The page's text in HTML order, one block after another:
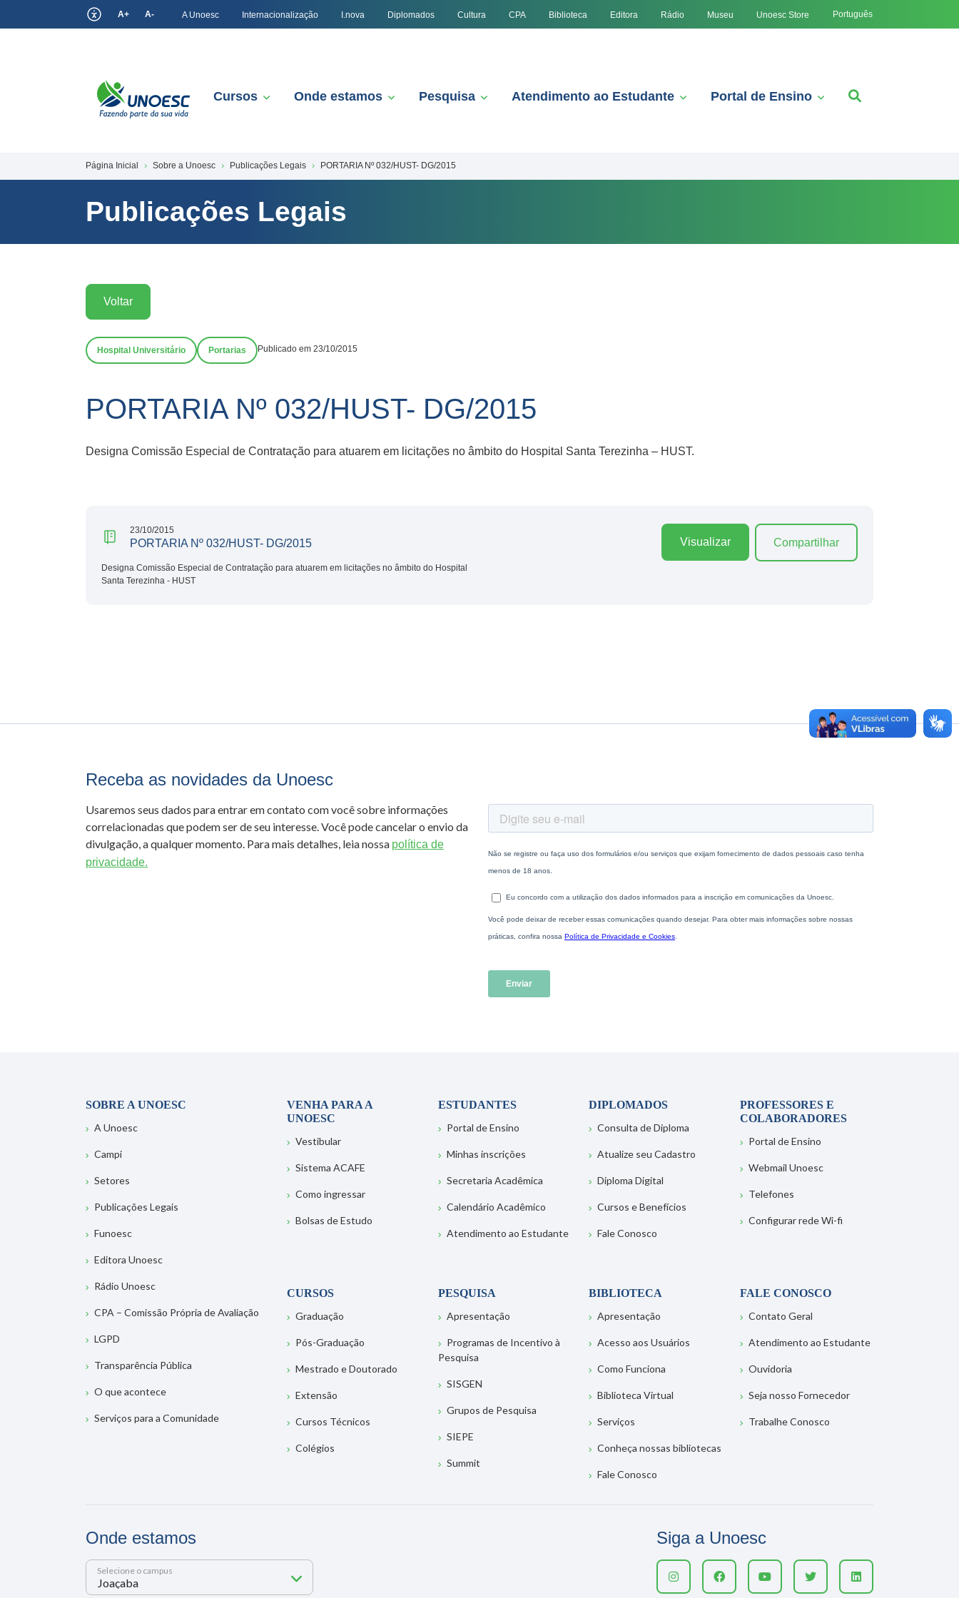
A+ A- A Unoesc Internacionalização I.nova Diplomados Cultura CPA Biblioteca Editora Rádio Museu Unoesc Store Português
Cursos Onde estamos Pesquisa Atendimento ao Estudante Portal de Ensino
Página Inicial Sobre a Unoesc Publicações Legais PORTARIA Nº 032/HUST- DG/2015
Publicações Legais
Voltar
Hospital Universitário Portarias Publicado em 23/10/2015
PORTARIA Nº 032/HUST- DG/2015
Designa Comissão Especial de Contratação para atuarem em licitações no âmbito do Hospital Santa Terezinha – HUST.
23/10/2015
PORTARIA Nº 032/HUST- DG/2015
Designa Comissão Especial de Contratação para atuarem em licitações no âmbito do Hospital
Santa Terezinha - HUST
Visualizar Compartilhar
Receba as novidades da Unoesc
Usaremos seus dados para entrar em contato com você sobre informações
correlacionadas que podem ser de seu interesse. Você pode cancelar o envio da
divulgação, a qualquer momento. Para mais detalhes, leia nossa política de
privacidade.
SOBRE A UNOESC
A Unoesc
Campi
Setores
Publicações Legais
Funoesc
Editora Unoesc
Rádio Unoesc
CPA – Comissão Própria de Avaliação
LGPD
Transparência Pública
O que acontece
Serviços para a Comunidade
VENHA PARA A
UNOESC
Vestibular
Sistema ACAFE
Como ingressar
Bolsas de Estudo
ESTUDANTES
Portal de Ensino
Minhas inscrições
Secretaria Acadêmica
Calendário Acadêmico
Atendimento ao Estudante
DIPLOMADOS
Consulta de Diploma
Atualize seu Cadastro
Diploma Digital
Cursos e Benefícios
Fale Conosco
PROFESSORES E
COLABORADORES
Portal de Ensino
Webmail Unoesc
Telefones
Configurar rede Wi-fi
CURSOS
Graduação
Pós-Graduação
Mestrado e Doutorado
Extensão
Cursos Técnicos
Colégios
PESQUISA
Apresentação
Programas de Incentivo à
Pesquisa
SISGEN
Grupos de Pesquisa
SIEPE
Summit
BIBLIOTECA
Apresentação
Acesso aos Usuários
Como Funciona
Biblioteca Virtual
Serviços
Conheça nossas bibliotecas
Fale Conosco
FALE CONOSCO
Contato Geral
Atendimento ao Estudante
Ouvidoria
Seja nosso Fornecedor
Trabalhe Conosco
Onde estamos
Selecione o campus
Siga a Unoesc